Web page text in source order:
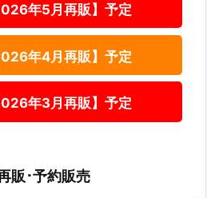
年5月再販】予定
年4月再販】予定
年3月再販】予定
販･予約販売